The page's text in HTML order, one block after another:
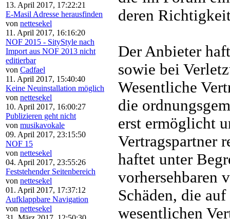
13. April 2017, 17:22:21
E-Masil Adresse herausfinden
von nettesekel
11. April 2017, 16:16:20
NOF 2015 - SityStyle nach
Import aus NOF 2013 nicht
editierbar
von Cadfael
11. April 2017, 15:40:40
Keine Neuinstallation möglich
von nettesekel
10. April 2017, 16:00:27
Publizieren geht nicht
von musikavokale
09. April 2017, 23:15:50
NOF 15
von nettesekel
04. April 2017, 23:55:26
Feststehender Seitenbereich
von nettesekel
01. April 2017, 17:37:12
Aufklappbare Navigation
von nettesekel
deren
Der Anbieter
sowie bei
Wesentliche
die
erst ermöglicht
Vertragspartner
haftet unter
vorhersehbaren
Schäden, die
wesentlichen